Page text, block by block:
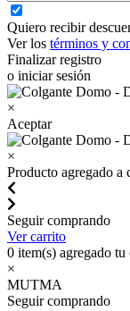
Quiero recibir
Ver los términos y
Finalizar registro
o iniciar sesión
×
Aceptar
×
Producto agregado a
Seguir comprando
Ver carrito
0 item(s) agregado tu
×
MUTMA
Seguir comprando